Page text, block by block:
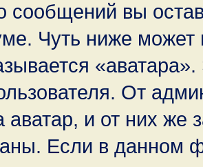
сообщений вы
Чуть ниже может
От
аватар, и от них же
Если в данном